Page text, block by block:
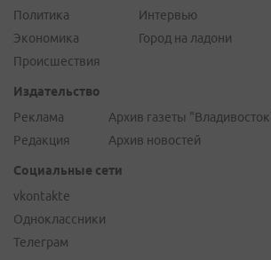
Политика
Экономика
Происшествия
Интервью
Город на ладони
Издательство
Реклама
Редакция
Архив газеты
Архив новостей
Социальные сети
vkontakte
Одноклассники
Телеграм